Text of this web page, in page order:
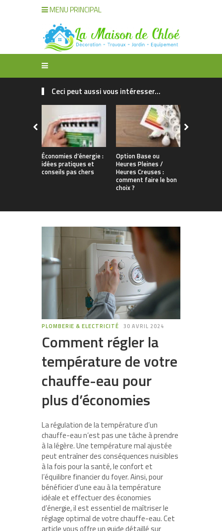
MENU PRINCIPAL
Ceci peut aussi vous intéresser...
Économies d’énergie :
idées pratiques et
conseils pas chers
Option Base ou
Heures Pleines /
Heures Creuses :
comment faire le bon
choix ?
PLOMBERIE & ELECTRICITÉ 30 AVRIL 2024
Comment régler la
température de votre
chauffe-eau pour
plus d’économies
La régulation de la température d’un
chauffe-eau n’est pas une tâche à prendre
à la légère. Une température mal ajustée
peut entraîner des conséquences nuisibles
à la fois pour la santé, le confort et
l’équilibre financier du foyer. Ainsi, pour
bénéficier d’une eau à la température
idéale et effectuer des économies
d’énergie, il est essentiel de maîtriser le
réglage optimal de votre chauffe-eau. Cet
article vous offre un guide détaillé sur